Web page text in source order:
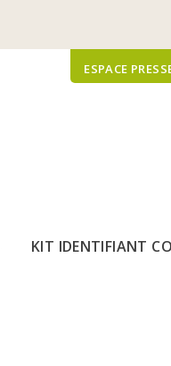
ESPACE
KIT IDENTIFIANT